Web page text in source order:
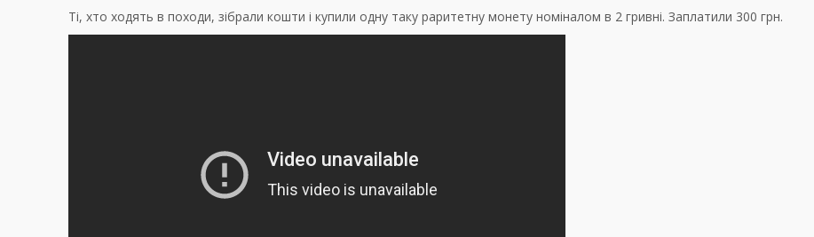
Ті, хто ходять в походи, зібрали кошти і купили одну таку раритетну монету номіналом в 2 гривні. Заплатили 300 грн.